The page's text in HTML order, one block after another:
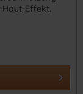
Effekt.